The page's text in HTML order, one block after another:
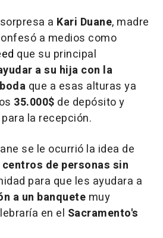
a Kari Duane, madre
a medios como
que su principal
a su hija con la
que a esas alturas ya
35.000$ de depósito y
la recepción.
se le ocurrió la idea de
centros de personas sin
para que les ayudara a
a un banquete muy
en el Sacramento's